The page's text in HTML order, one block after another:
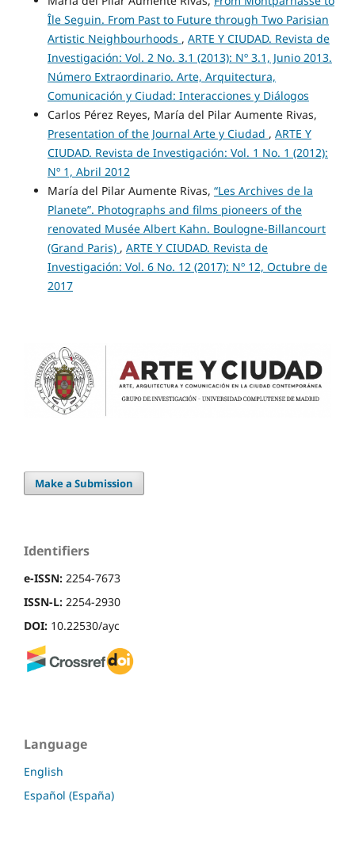
Île Seguin. From Past to Future through Two Parisian
Artistic Neighbourhoods , ARTE Y CIUDAD. Revista de
Investigación: Vol. 2 No. 3.1 (2013): Nº 3.1, Junio 2013.
Número Extraordinario. Arte, Arquitectura,
Comunicación y Ciudad: Interacciones y Diálogos
Carlos Pérez Reyes, María del Pilar Aumente Rivas,
Presentation of the Journal Arte y Ciudad , ARTE Y
CIUDAD. Revista de Investigación: Vol. 1 No. 1 (2012):
Nº 1, Abril 2012
María del Pilar Aumente Rivas, “Les Archives de la
Planete”. Photographs and films pioneers of the
renovated Musée Albert Kahn. Boulogne-Billancourt
(Grand Paris) , ARTE Y CIUDAD. Revista de
Investigación: Vol. 6 No. 12 (2017): Nº 12, Octubre de
2017
Make a Submission
Identifiers
e-ISSN: 2254-7673
ISSN-L: 2254-2930
DOI: 10.22530/ayc
Language
English
Español (España)